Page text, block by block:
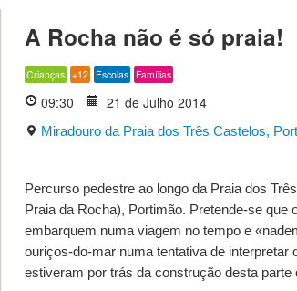
A Rocha não é só praia!
Crianças +12 Escolas Famílias
09:30 21 de Julho 2014
Miradouro da Praia dos Três Castelos,
Percurso pedestre ao longo da Praia dos
Praia da Rocha), Portimão. Pretende-se que
embarquem numa viagem no tempo e
ouriços-do-mar numa tentativa de interpretar
estiveram por trás da construção desta parte